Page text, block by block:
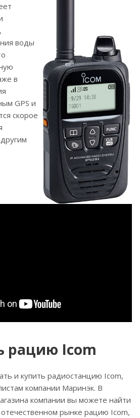
воды
в
GPS и
скорое
рацию Icom
и купить радиостанцию Icom,
компании Маринэк. В
компании вы можете найти
рынке рацию Icom,